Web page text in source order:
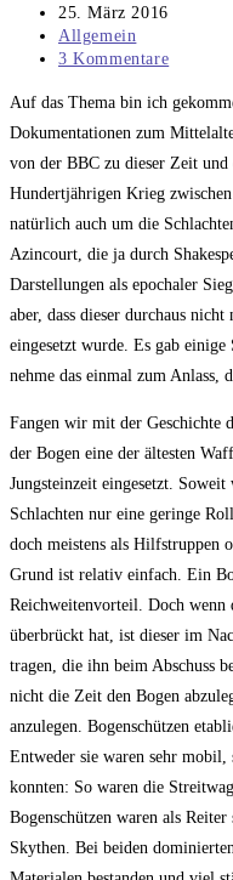
Autor:
Beitrag
veröffentlicht:
25. März 2016
Beitrags-
Kategorie:
Allgemein
Beitrags-
3 Kommentare
Auf das Thema bin ich
Dokumentationen zum
von der BBC zu dieser Zeit
Hundertjährigen Krieg
natürlich auch um die
Azincourt, die ja durch
Darstellungen als epochaler
aber, dass dieser durchaus
eingesetzt wurde. Es gab
nehme das einmal zum Anlass,
Fangen wir mit der Geschichte
der Bogen eine der ältesten
Jungsteinzeit eingesetzt.
Schlachten nur eine geringe
doch meistens als Hilfstruppen
Grund ist relativ einfach. Ein
Reichweitenvorteil. Doch wenn
überbrückt hat, ist dieser im
tragen, die ihn beim Abschuss
nicht die Zeit den Bogen
anzulegen. Bogenschützen
Entweder sie waren sehr mobil,
konnten: So waren die
Bogenschützen waren als
Skythen. Bei beiden